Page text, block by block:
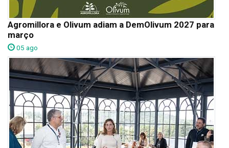
Agromillora e Olivum adiam a DemOlivum 2027 para
março
05 ago